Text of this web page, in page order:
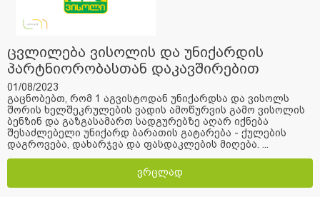
ცვლილება ვისოლის და უნიქარდის
პარტნიორობასთან დაკავშირებით
01/08/2023
გაცნობებთ, რომ 1 აგვისტოდან უნიქარდსა და ვისოლს
შორის ხელშეკრულების ვადის ამოწურვის გამო ვისოლის
ბენზინ და გაზგასამართ სადგურებზე აღარ იქნება
შესაძლებელი უნიქარდ ბარათის გატარება - ქულების
დაგროვება, დახარჯვა და ფასდაკლების მიღება. ...
ვრცლად